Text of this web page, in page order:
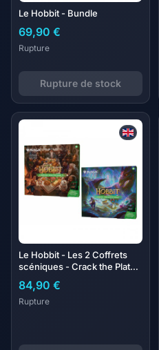
Le Hobbit - Bundle
69,90 €
Rupture
Rupture de stock
Le Hobbit - Les 2 Coffrets
scéniques - Crack the Plates
84,90 €
Rupture